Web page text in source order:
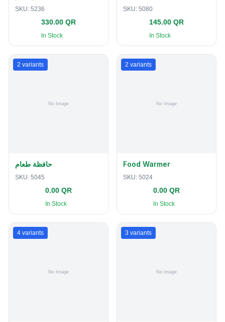
SKU: 5236
330.00 QR
In Stock
SKU: 5080
145.00 QR
In Stock
2 variants
حافظة طعام
SKU: 5045
0.00 QR
In Stock
2 variants
Food Warmer
SKU: 5024
0.00 QR
In Stock
4 variants 3 variants